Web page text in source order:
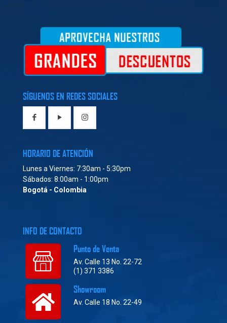
SÍGUENOS EN REDES SOCIALES
HORARIO DE ATENCIÓN
Lunes a Viernes: 7:30am - 5:30pm
Sábados: 8:00am - 1:00pm
Bogotá - Colombia
INFO DE CONTACTO
Punto de Venta
Av. Calle 13 No. 22-72
(1) 371 3386
Showroom
Av. Calle 18 No. 22-49